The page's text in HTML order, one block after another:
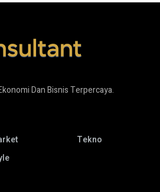
Dan Bisnis Terpercaya.
Tekno